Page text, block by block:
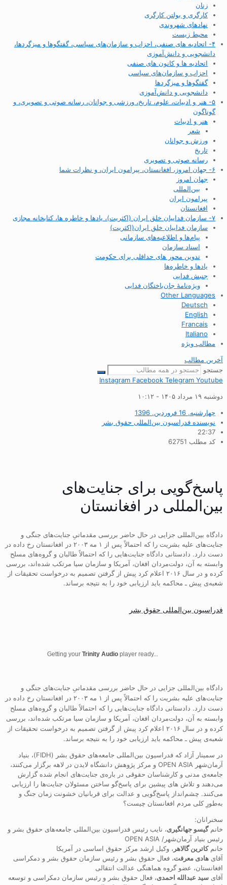
زنان
کارگری و بولتن کارگری
نهادهای شهروندی
محیط زیست
۴- اتحادیه های صنفی، احزاب و سازمان‌های سیاسی، گفتگوها و میزگردها،
دانشجویی و دانش‌آموزی
اتحادیه ها و کانون های صنفی
احزاب و سازمان‌های سیاسی
گفتگوها و میزگردها
دانشجویی و دانش‌آموزی
۵- هنر و ادبیات، علوم، تاریخ، ورزشی و جوانان، رسانه صوتی و تصویری، و
گوناگون
هنر و ادبیات
شعر
ورزش و جوانان
تاریخ
رسانه صوتی و تصویری
۶- جهان امروز، افغانستان، پیرامون ایران، و نظرات شما
جهان امروز
بین‌المللی
پیرامون ایران
افغانستان
۷- سازمان فداییان خلق ایران (اکثریت)، یادها و خاطره ها، کتابخانه مجازی
سازمان فداییان خلق ایران(اکثریت)
پیام‌ها و اطلاعیه‌های سازمانی
اسناد سازمان
تدوین محور های حداقلی برای حکومت
یادها و خاطره‌ها
جنبش فدایی
ویژه‌نامهٔ جان‌باختگان فدایی
Other Languages
Deutsch
English
Francais
Italiano
مطالب ویژه
آخرین مطالب
جستجو
Instagram Facebook Telegram Youtube
دوشنبه ۱۹ مرداد ۱۴۰۵ - ۱۰:۱۲
چهارشنبه, 16 فروردین, 1396
نویسنده فدراسیون بین‌المللی حقوق بشر
22:37
کد مطلب 62751
پاسخ‌گویی برای جنایت‌های
بین‌المللی در افغانستان
دادگاه بین‌المللی جزایی در حال حاضر بررسی مقدماتیِ جنایت‌های جنگی و
جنایت‌های علیه بشریت را که احتمالاً پس از ۱ مه ۲۰۰۳ در افغانستان رخ داده در
دست دارد. دادستانی دادگاه جنایت‌هایی را که احتمالاً طالبان و گروه‌های مسلح
وابسته به آن، دولت‌مردان افغان، آمریکا و سازمان سیا مرتکب شده‌اند، بررسی
کرده و در سال ۲۰۱۶ اعلام کرد پیش از گرفتن تصمیم‌ به درخواست تحقیقات از
شعبه‌ی پیش‌ ـ‌ محاکمه باید ارزیابی خود را به نتیجه برساند.
فدراسیون بین‌المللی حقوق بشر
Getting your Trinity Audio player ready...
دادگاه بین‌المللی جزایی در حال حاضر بررسی مقدماتیِ جنایت‌های جنگی و
جنایت‌های علیه بشریت را که احتمالاً پس از ۱ مه ۲۰۰۳ در افغانستان رخ داده در
دست دارد. دادستانی دادگاه جنایت‌هایی را که احتمالاً طالبان و گروه‌های مسلح
وابسته به آن، دولت‌مردان افغان، آمریکا و سازمان سیا مرتکب شده‌اند، بررسی
کرده و در سال ۲۰۱۶ اعلام کرد پیش از گرفتن تصمیم‌ به درخواست تحقیقات از
شعبه‌ی پیش‌ ـ‌ محاکمه باید ارزیابی خود را به نتیجه برساند.
در سمینار آزاد که فدراسیون بین‌المللی جامعه‌های حقوق بشر (FIDH)، بنیاد
آرمان‌شهر OPEN ASIA و مرکز پژوهش دانشگاه لایدن در لاهه برگزار می‌کنند،
جامعه‌ی مدنی و کارشناسان حقوقی در باره‌ی جنایت‌های انجام شده گزارش
می‌دهند و تلاش های پیشین برای پاسخ‌گو ساختن مسئولان جنایت‌ها را ارزیابی
می‌کنند. چشم‌انداز پاسخ‌گویی و عدالت برای قربانیان خشونت زمان جنگ و
به‌طورِ کلی مردم افغانستان چیست؟
سخنرانان:
خانمگیسو جهانگیری، نایب رئیس فدراسیون بین‌المللی جامعه‌های حقوق بشر و
رئیس بنیاد آرمان‌شهر/ OPEN ASIA
خانمکاترین گالاهر ، وکیل ارشد مرکز حقوق اساسی در آمریکا
آقای هادی معرفت، فعال حقوق بشر و رئیس سازمان حقوق بشر و دمکراسی
افغانستان، عضو گروه هماهنگی عدالت انتقالی
آقای سید عبدالله احمدی، فعال حقوق بشر و رئیس سازمان دمکراسی و توسعه